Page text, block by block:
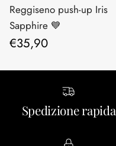
Reggiseno push-up Iris
Sapphire 💙
Prezzo normale
€35,90
Spedizione rapida